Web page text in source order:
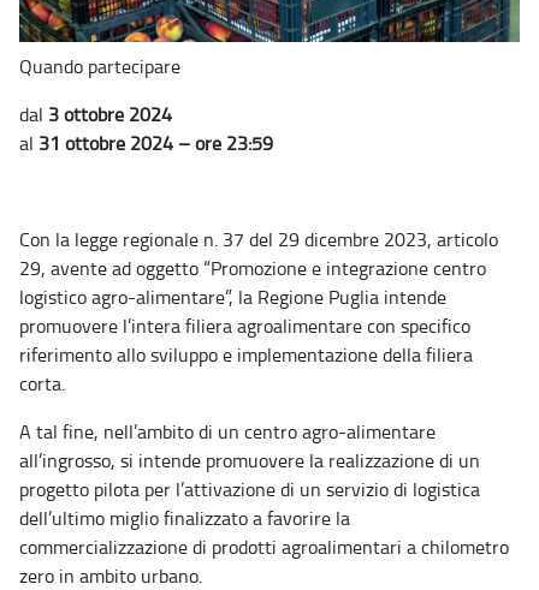
Quando partecipare
dal 3 ottobre 2024
al 31 ottobre 2024 – ore 23:59
Con la legge regionale n. 37 del 29 dicembre 2023, articolo
29, avente ad oggetto “Promozione e integrazione centro
logistico agro-alimentare”, la Regione Puglia intende
promuovere l’intera filiera agroalimentare con specifico
riferimento allo sviluppo e implementazione della filiera
corta.
A tal fine, nell’ambito di un centro agro-alimentare
all’ingrosso, si intende promuovere la realizzazione di un
progetto pilota per l’attivazione di un servizio di logistica
dell’ultimo miglio finalizzato a favorire la
commercializzazione di prodotti agroalimentari a chilometro
zero in ambito urbano.